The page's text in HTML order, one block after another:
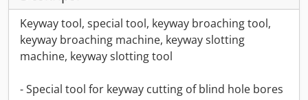
Keyway tool, special tool, keyway broaching tool,
keyway broaching machine, keyway slotting
machine, keyway slotting tool
- Special tool for keyway cutting of blind hole bores